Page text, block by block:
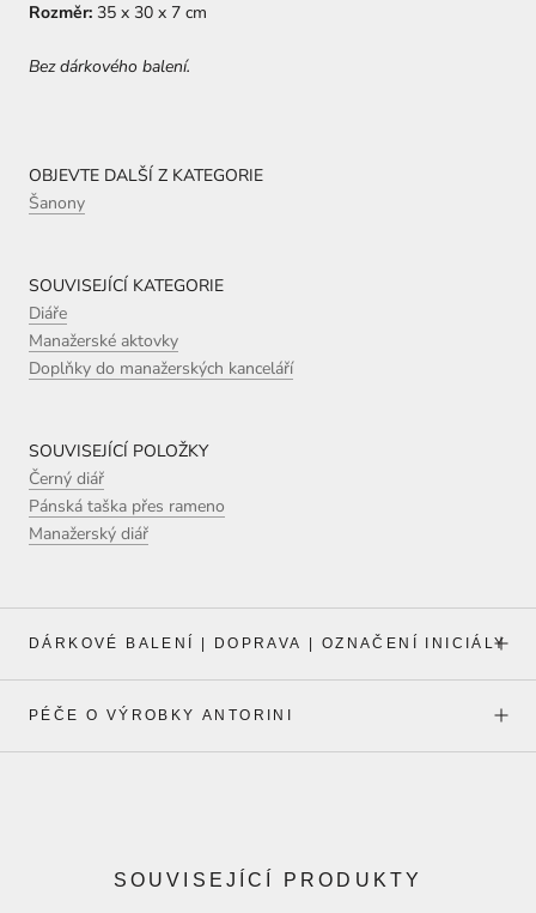
Rozměr: 35 x 30 x 7 cm
Bez dárkového balení.
OBJEVTE DALŠÍ Z KATEGORIE
Šanony
SOUVISEJÍCÍ KATEGORIE
Diáře
Manažerské aktovky
Doplňky do manažerských kanceláří
SOUVISEJÍCÍ POLOŽKY
Černý diář
Pánská taška přes rameno
Manažerský diář
DÁRKOVÉ BALENÍ | DOPRAVA | OZNAČENÍ INICIÁLY
PÉČE O VÝROBKY ANTORINI
SOUVISEJÍCÍ PRODUKTY